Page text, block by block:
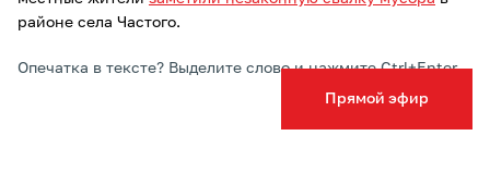
Прямой эфир
районе села Частого.
Опечатка в тексте? Выделите слово и нажмите Ctrl+Enter